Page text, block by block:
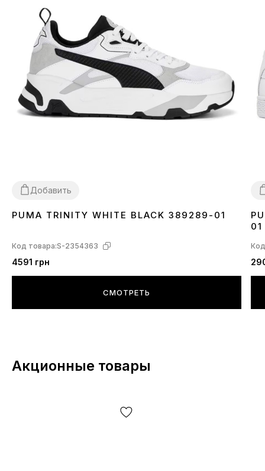
Добавить
364242.54344 44.54546
PUMA TRINITY WHITE BLACK 389289-01
Код товара:S-2354363
4591 грн
СМОТРЕТЬ
01
Акционные товары